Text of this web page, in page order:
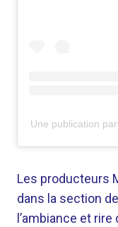
Une publication
Les producteurs
dans la section
l’ambiance et